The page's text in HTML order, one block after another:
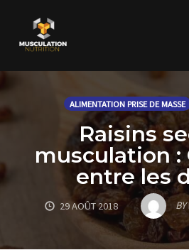
content
ALIMENTATION PRISE DE MASSE
Raisins
musculation :
entre les
29 AOÛT 2018 BY